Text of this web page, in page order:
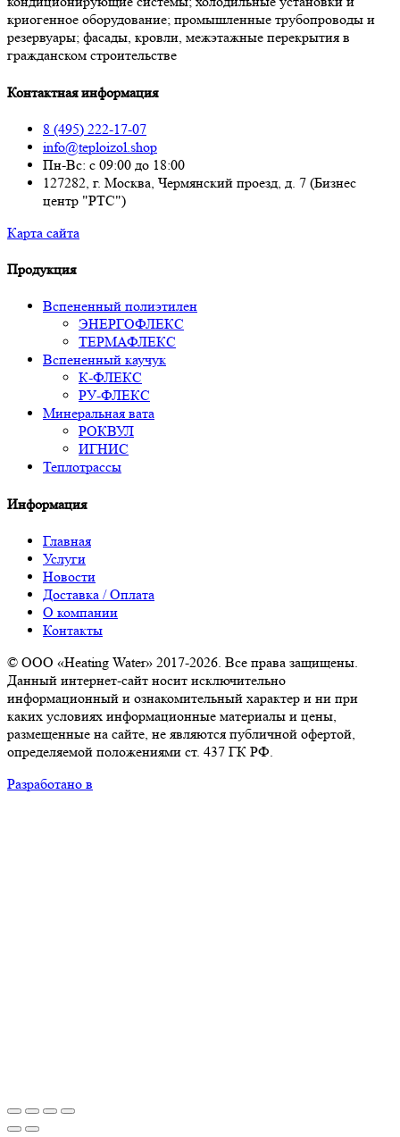
криогенное оборудование; промышленные трубопроводы и
резервуары; фасады, кровли, межэтажные перекрытия в
гражданском строительстве
Контактная информация
8 (495) 222-17-07
info@teploizol.shop
Пн-Вс: с 09:00 до 18:00
127282, г. Москва, Чермянский проезд, д. 7 (Бизнес
центр "РТС")
Карта сайта
Продукция
Вспененный полиэтилен
ЭНЕРГОФЛЕКС
ТЕРМАФЛЕКС
Вспененный каучук
К-ФЛЕКС
РУ-ФЛЕКС
Минеральная вата
РОКВУЛ
ИГНИС
Теплотрассы
Информация
Главная
Услуги
Новости
Доставка / Оплата
О компании
Контакты
© ООО «Heating Water» 2017-2026. Все права защищены.
Данный интернет-сайт носит исключительно
информационный и ознакомительный характер и ни при
каких условиях информационные материалы и цены,
размещенные на сайте, не являются публичной офертой,
определяемой положениями ст. 437 ГК РФ.
Разработано в